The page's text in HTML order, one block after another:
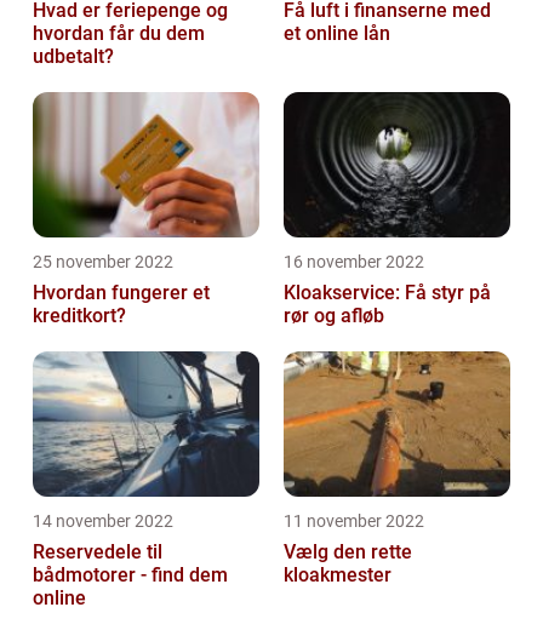
Hvad er feriepenge og
hvordan får du dem
udbetalt?
Få luft i finanserne med
et online lån
25 november 2022
Hvordan fungerer et
kreditkort?
16 november 2022
Kloakservice: Få styr på
rør og afløb
14 november 2022
Reservedele til
bådmotorer - find dem
online
11 november 2022
Vælg den rette
kloakmester